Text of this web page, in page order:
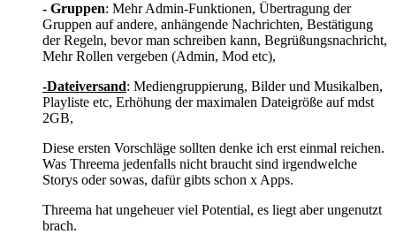
- Gruppen: Mehr Admin-Funktionen, Übertragung der
Gruppen auf andere, anhängende Nachrichten, Bestätigung
der Regeln, bevor man schreiben kann, Begrüßungsnachricht,
Mehr Rollen vergeben (Admin, Mod etc),
-Dateiversand: Mediengruppierung, Bilder und Musikalben,
Playliste etc, Erhöhung der maximalen Dateigröße auf mdst
2GB,
Diese ersten Vorschläge sollten denke ich erst einmal reichen.
Was Threema jedenfalls nicht braucht sind irgendwelche
Storys oder sowas, dafür gibts schon x Apps.
Threema hat ungeheuer viel Potential, es liegt aber ungenutzt
brach.